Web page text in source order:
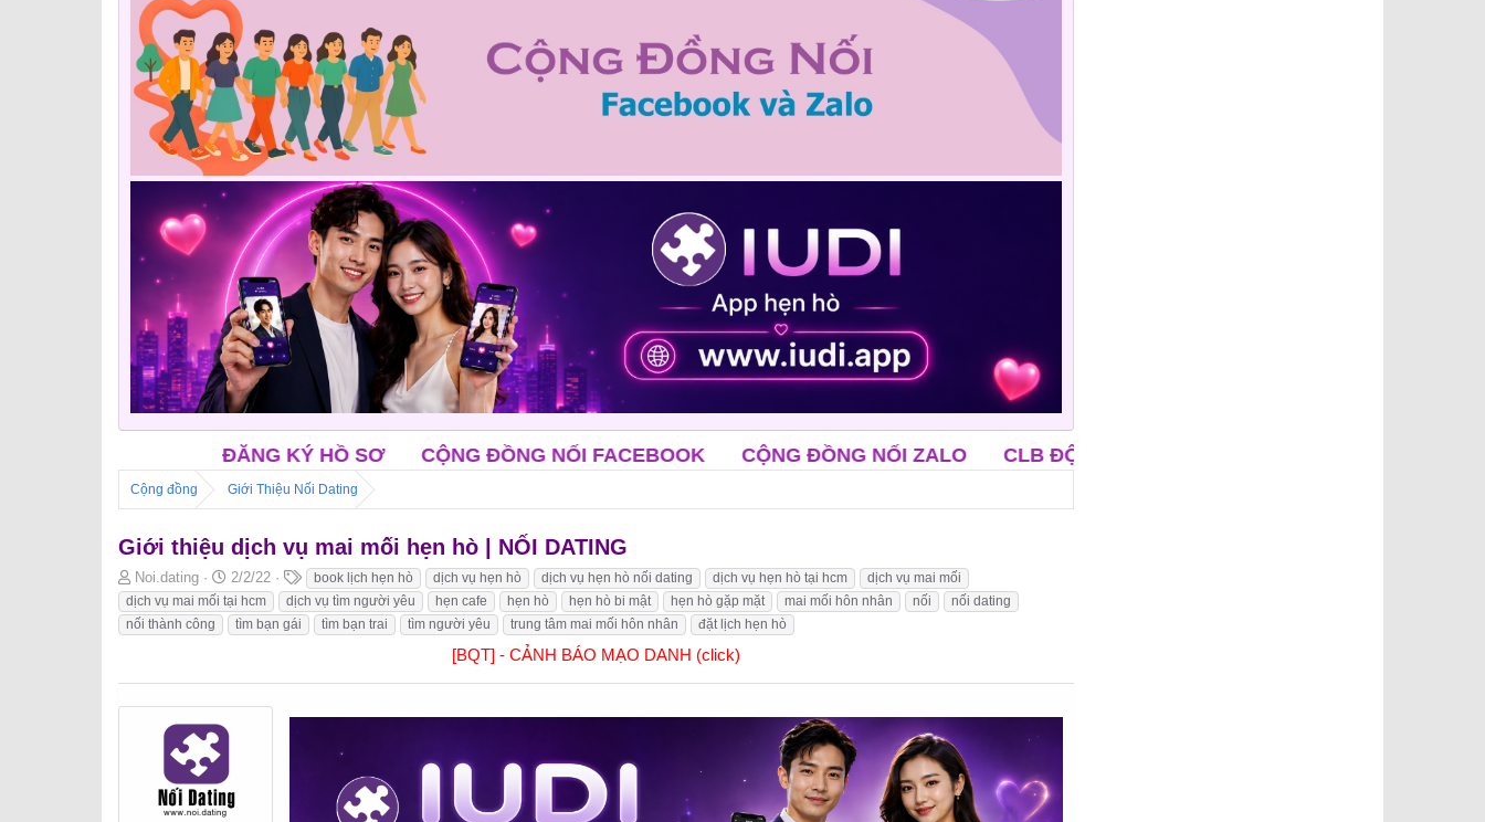
CỘNG ĐỒNG NỐI FACEBOOK CỘNG ĐỒNG NỐI ZALO CLB ĐỘC THÂN TRUNG NIÊN
Cộng đồng Giới Thiệu Nối Dating
Giới thiệu dịch vụ mai mối hẹn hò | NỐI DATING
B
ắ
t
đ
Noi.dating
N
g
à
y
2/2/22
h
ẻ
book lịch hẹn hò dịch vụ hẹn hò dịch vụ hẹn hò nối dating dịch vụ hẹn hò tại hcm
dịch vụ mai mối
dịch vụ mai mối tại hcm
dịch vụ tìm người yêu hẹn cafe hẹn hò hẹn hò bi mật hẹn hò gặp mặt mai mối hôn nhân nối
nối dating
nối thành công
tìm bạn gái tìm bạn trai tìm người yêu trung tâm mai mối hôn nhân đặt lịch hẹn hò
[BQT] - CẢNH BÁO MẠO DANH (click)